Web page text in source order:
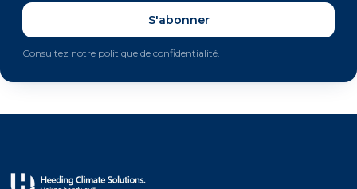
S'abonner
Consultez notre politique de confidentialité.